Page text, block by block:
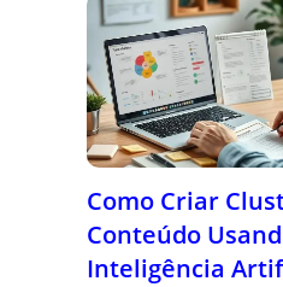
Como Criar
Conteúdo
Inteligência